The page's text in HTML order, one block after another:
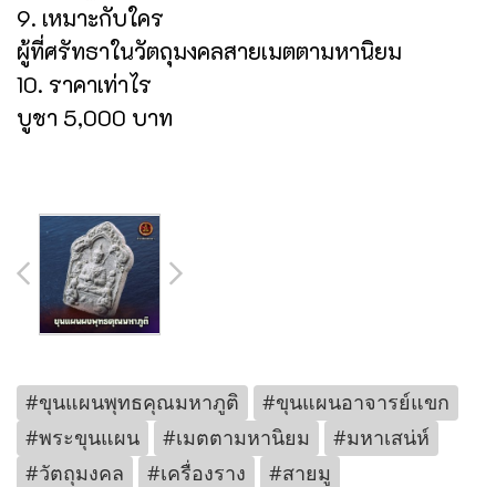
9. เหมาะกับใคร
ผู้ที่ศรัทธาในวัตถุมงคลสายเมตตามหานิยม
10. ราคาเท่าไร
บูชา 5,000 บาท
#ขุนแผนพุทธคุณมหาภูติ
#ขุนแผนอาจารย์แขก
#พระขุนแผน
#เมตตามหานิยม
#มหาเสน่ห์
#วัตถุมงคล
#เครื่องราง
#สายมู